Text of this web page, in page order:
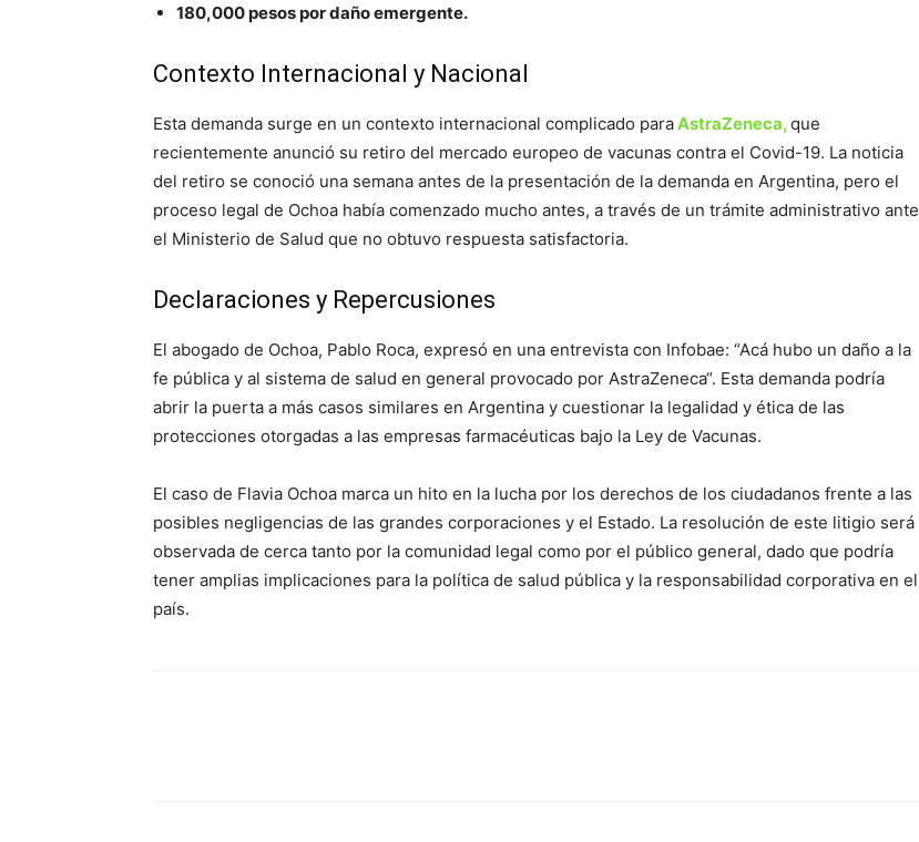
180,000 pesos por daño emergente.
Contexto Internacional y Nacional
Esta demanda surge en un contexto internacional complicado paraAstraZeneca,que
recientemente anunció su retiro del mercado europeo de vacunas contra el Covid-19. La noticia
del retiro se conoció una semana antes de la presentación de la demanda en Argentina, pero el
proceso legal de Ochoa había comenzado mucho antes, a través de un trámite administrativo ante
el Ministerio de Salud que no obtuvo respuesta satisfactoria.
Declaraciones y Repercusiones
El abogado de Ochoa, Pablo Roca, expresó en una entrevista con Infobae: “Acá hubo un daño a la
fe pública y al sistema de salud en general provocado por AstraZeneca“. Esta demanda podría
abrir la puerta a más casos similares en Argentina y cuestionar la legalidad y ética de las
protecciones otorgadas a las empresas farmacéuticas bajo la Ley de Vacunas.
El caso de Flavia Ochoa marca un hito en la lucha por los derechos de los ciudadanos frente a las
posibles negligencias de las grandes corporaciones y el Estado. La resolución de este litigio será
observada de cerca tanto por la comunidad legal como por el público general, dado que podría
tener amplias implicaciones para la política de salud pública y la responsabilidad corporativa en el
país.